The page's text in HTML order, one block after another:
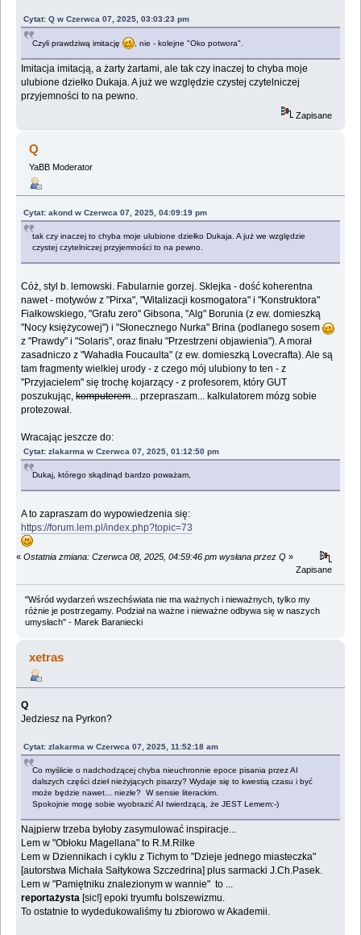
Cytat: Q w Czerwca 07, 2025, 03:03:23 pm
Czyli prawdziwą imitację , nie - kolejne "Oko potwora".
Imitacja imitacją, a żarty żartami, ale tak czy inaczej to chyba moje
ulubione dziełko Dukaja. A już we względzie czystej czytelniczej
przyjemności to na pewno.
Zapisane
Q
YaBB Moderator
Cytat: akond w Czerwca 07, 2025, 04:09:19 pm
tak czy inaczej to chyba moje ulubione dziełko Dukaja. A już we względzie
czystej czytelniczej przyjemności to na pewno.
Cóż, styl b. lemowski. Fabularnie gorzej. Sklejka - dość koherentna
nawet - motywów z "Pirxa", "Witalizacji kosmogatora" i "Konstruktora"
Fiałkowskiego, "Grafu zero" Gibsona, "Alg" Borunia (z ew. domieszką
"Nocy księżycowej") i "Słonecznego Nurka" Brina (podlanego sosem
z "Prawdy" i "Solaris", oraz finału "Przestrzeni objawienia"). A morał
zasadniczo z "Wahadła Foucaulta" (z ew. domieszką Lovecrafta). Ale są
tam fragmenty wielkiej urody - z czego mój ulubiony to ten - z
"Przyjacielem" się trochę kojarzący - z profesorem, który GUT
poszukując,komputerem... przepraszam... kalkulatorem mózg sobie
protezował.
Wracając jeszcze do:
Cytat: zlakarma w Czerwca 07, 2025, 01:12:50 pm
Dukaj, którego skądinąd bardzo poważam,
A to zapraszam do wypowiedzenia się:
https://forum.lem.pl/index.php?topic=73
« Ostatnia zmiana: Czerwca 08, 2025, 04:59:46 pm wysłana przez Q »
Zapisane
"Wśród wydarzeń wszechświata nie ma ważnych i nieważnych, tylko my
różnie je postrzegamy. Podział na ważne i nieważne odbywa się w naszych
umysłach" - Marek Baraniecki
xetras
Q
Jedziesz na Pyrkon?
Cytat: zlakarma w Czerwca 07, 2025, 11:52:18 am
Co myślicie o nadchodzącej chyba nieuchronnie epoce pisania przez AI
dalszych części dzieł nieżyjących pisarzy? Wydaje się to kwestią czasu i być
może będzie nawet... niezłe? W sensie literackim.
Spokojnie mogę sobie wyobrazić AI twierdzącą, że JEST Lemem:-)
Najpierw trzeba byłoby zasymulować inspiracje...
Lem w "Obłoku Magellana" to R.M.Rilke
Lem w Dziennikach i cyklu z Tichym to "Dzieje jednego miasteczka"
[autorstwa Michała Sałtykowa Szczedrina] plus sarmacki J.Ch.Pasek.
Lem w "Pamiętniku znalezionym w wannie" to ...
reportażysta [sic!] epoki tryumfu bolszewizmu.
To ostatnie to wydedukowaliśmy tu zbiorowo w Akademii.